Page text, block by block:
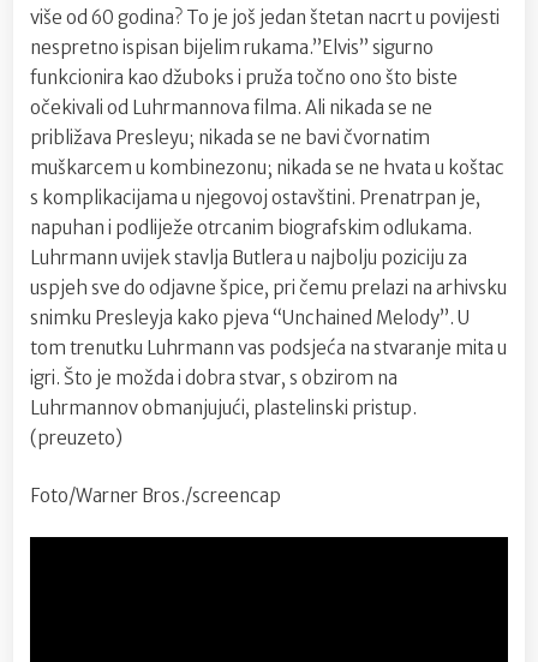
više od 60 godina? To je još jedan štetan nacrt u povijesti
nespretno ispisan bijelim rukama.”Elvis” sigurno
funkcionira kao džuboks i pruža točno ono što biste
očekivali od Luhrmannova filma. Ali nikada se ne
približava Presleyu; nikada se ne bavi čvornatim
muškarcem u kombinezonu; nikada se ne hvata u koštac
s komplikacijama u njegovoj ostavštini. Prenatrpan je,
napuhan i podliježe otrcanim biografskim odlukama.
Luhrmann uvijek stavlja Butlera u najbolju poziciju za
uspjeh sve do odjavne špice, pri čemu prelazi na arhivsku
snimku Presleyja kako pjeva “Unchained Melody”. U
tom trenutku Luhrmann vas podsjeća na stvaranje mita u
igri. Što je možda i dobra stvar, s obzirom na
Luhrmannov obmanjujući, plastelinski pristup.
(preuzeto)
Foto/Warner Bros./screencap